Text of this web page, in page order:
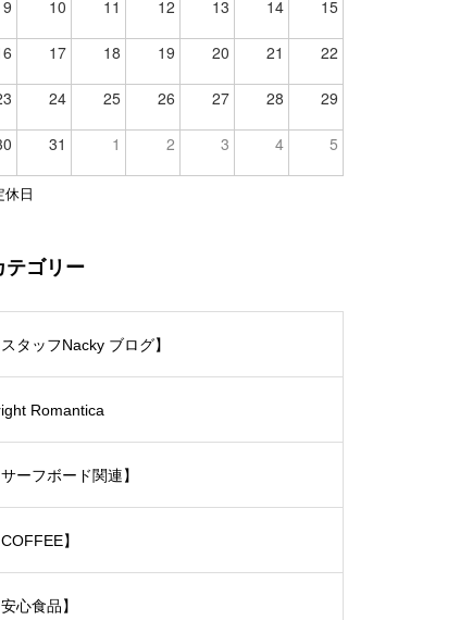
9 10 11 12 13 14 15
17 18 19 20 21 22
24 25 26 27 28 29
31 1 2 3 4 5
休日
テゴリー
スタッフNacky ブログ】
Romantica
サーフボード関連】
COFFEE】
安心食品】